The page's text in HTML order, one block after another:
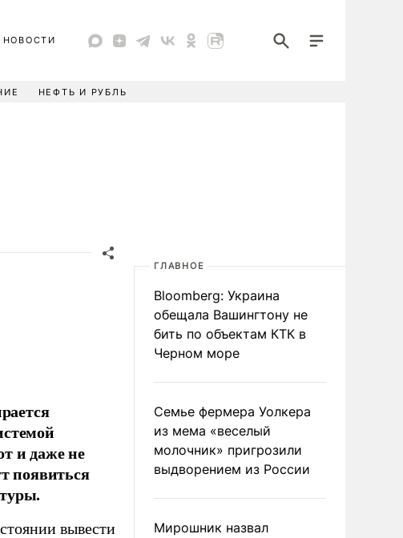
НОВОСТИ
НЕФТЬ И РУБЛЬ
и даже не
появиться
вывести
ГЛАВНОЕ
Bloomberg: Украина
обещала Вашингтону не
бить по объектам КТК в
Черном море
Семье фермера Уолкера
из мема «веселый
молочник» пригрозили
выдворением из России
Мирошник назвал